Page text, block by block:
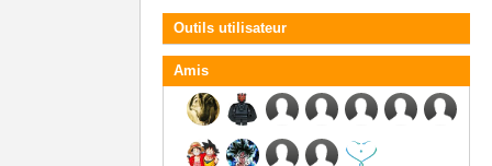
Outils utilisateur
Amis